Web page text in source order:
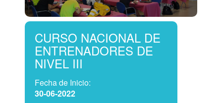
CURSO NACIONAL DE
ENTRENADORES DE
NIVEL III
Fecha de Inicio:
30-06-2022